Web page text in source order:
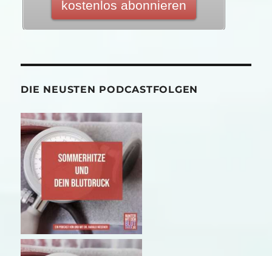
DIE NEUSTEN PODCASTFOLGEN